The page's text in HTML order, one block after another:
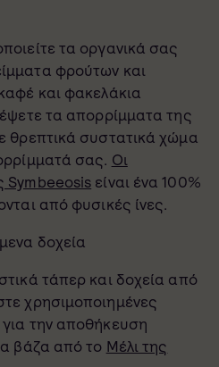
τα οργανικά σας
φρούτων και
και φακελάκια
τα απορρίμματα της
θρεπτικά συστατικά χώμα
σας. Οι
Symbeeosis είναι ένα 100%
από φυσικές ίνες.
δοχεία
τάπερ και δοχεία από
χρησιμοποιημένες
την αποθήκευση
βάζα από το Μέλι της